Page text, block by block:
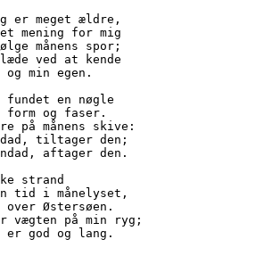
jeg er meget ældre,
fået mening for mig
følge månens spor;
glæde ved at kende
tid og min egen.
har fundet en nøgle
form og faser.
højre på månens skive:
udad, tiltager den;
indad, aftager den.
strand
en tid i månelyset,
over Østersøen.
vægten på min ryg;
hjem er god og lang.